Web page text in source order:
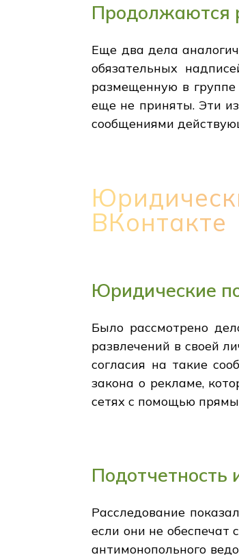
Продолжаются
Еще два дела
обязательных
размещенную в
еще не приняты. Эти
сообщениями
ВКонтакте
Юридические
Было рассмотрено
развлечений в своей
согласия на такие
закона о рекламе,
сетях с помощью
Расследование
если они не обеспечат
антимонопольного